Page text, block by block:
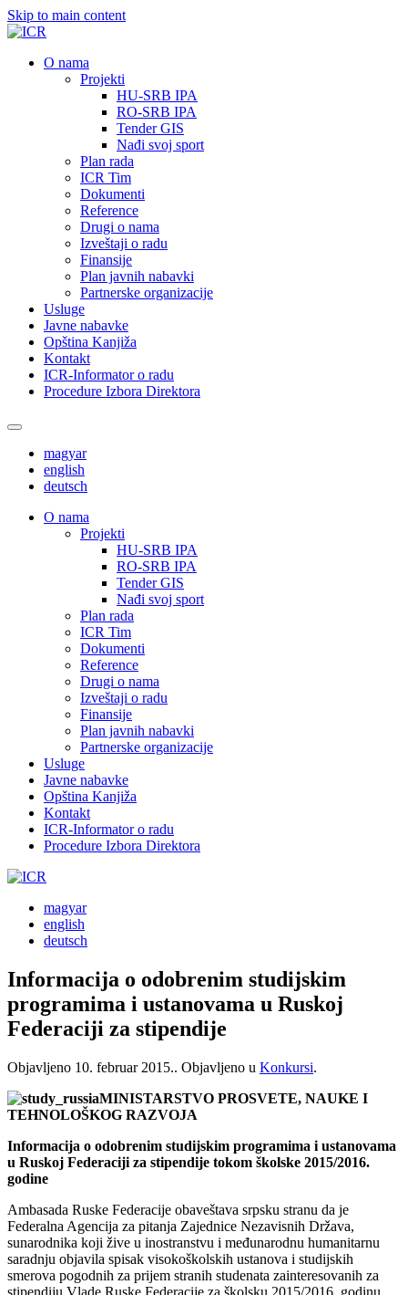
Skip to main content
О nama
Projekti
HU-SRB IPA
RO-SRB IPA
Tender GIS
Nađi svoj sport
Plan rada
ICR Tim
Dokumenti
Reference
Drugi o nama
Izveštaji o radu
Finansije
Plan javnih nabavki
Partnerske organizacije
Usluge
Javne nabavke
Opština Kanjiža
Kontakt
ICR-Informator o radu
Procedure Izbora Direktora
magyar
english
deutsch
О nama
Projekti
HU-SRB IPA
RO-SRB IPA
Tender GIS
Nađi svoj sport
Plan rada
ICR Tim
Dokumenti
Reference
Drugi o nama
Izveštaji o radu
Finansije
Plan javnih nabavki
Partnerske organizacije
Usluge
Javne nabavke
Opština Kanjiža
Kontakt
ICR-Informator o radu
Procedure Izbora Direktora
magyar
english
deutsch
Informacija o odobrenim studijskim
programima i ustanovama u Ruskoj
Federaciji za stipendije
Objavljeno 10. februar 2015.. Objavljeno u Konkursi.
MINISTARSTVO PROSVETE, NAUKE I
TEHNOLOŠKOG RAZVOJA
Informacija o odobrenim studijskim programima i ustanovama
u Ruskoj Federaciji za stipendije tokom školske 2015/2016.
godine
Ambasada Ruske Federacije obaveštava srpsku stranu da je
Federalna Agencija za pitanja Zajednice Nezavisnih Država,
sunarodnika koji žive u inostranstvu i međunarodnu humanitarnu
saradnju objavila spisak visokoškolskih ustanova i studijskih
smerova pogodnih za prijem stranih studenata zainteresovanih za
stipendiju Vlade Ruske Federacije za školsku 2015/2016. godinu.